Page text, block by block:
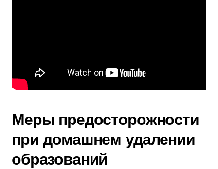
Меры предосторожности
при домашнем удалении
образований